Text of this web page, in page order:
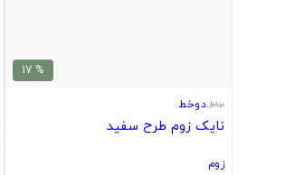
% 17
دوخط
نایک زوم طرح سفید
زوم